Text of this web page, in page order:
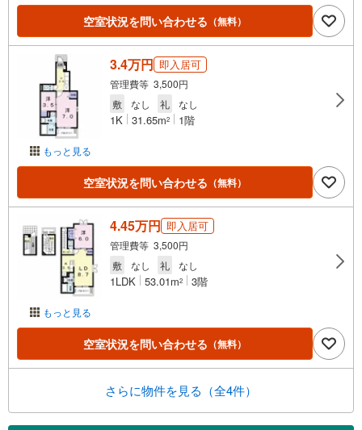
空室状況を問い合わせる （無料）
もっと見る
3.4万円 即入居可
管理費等 3,500円
敷
なし 礼 なし
1K 31.65m2 1階
空室状況を問い合わせる （無料）
もっと見る
4.45万円 即入居可
管理費等 3,500円
敷
なし 礼 なし
1LDK 53.01m2 3階
空室状況を問い合わせる （無料）
さらに物件を見る（全4件）